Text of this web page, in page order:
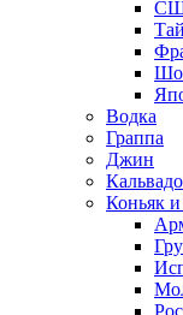
Водка
Граппа
Джин
Коньяк